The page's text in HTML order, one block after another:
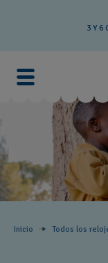
3 Y 6
Inicio Todos los